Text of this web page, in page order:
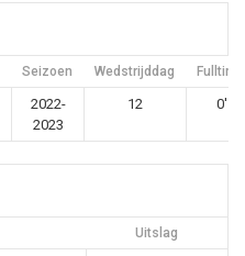
Seizoen Wedstrijddag Fulltime
2022-
2023
12 0'
Uitslag